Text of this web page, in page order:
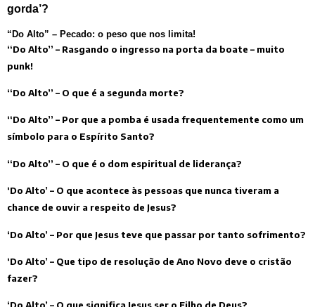
gorda’?
“Do Alto” – Pecado: o peso que nos limita!
“Do Alto” – Rasgando o ingresso na porta da boate – muito
punk!
“Do Alto” – O que é a segunda morte?
“Do Alto” – Por que a pomba é usada frequentemente como um
símbolo para o Espírito Santo?
“Do Alto” – O que é o dom espiritual de liderança?
‘Do Alto’ – O que acontece às pessoas que nunca tiveram a
chance de ouvir a respeito de Jesus?
‘Do Alto’ – Por que Jesus teve que passar por tanto sofrimento?
‘Do Alto’ – Que tipo de resolução de Ano Novo deve o cristão
fazer?